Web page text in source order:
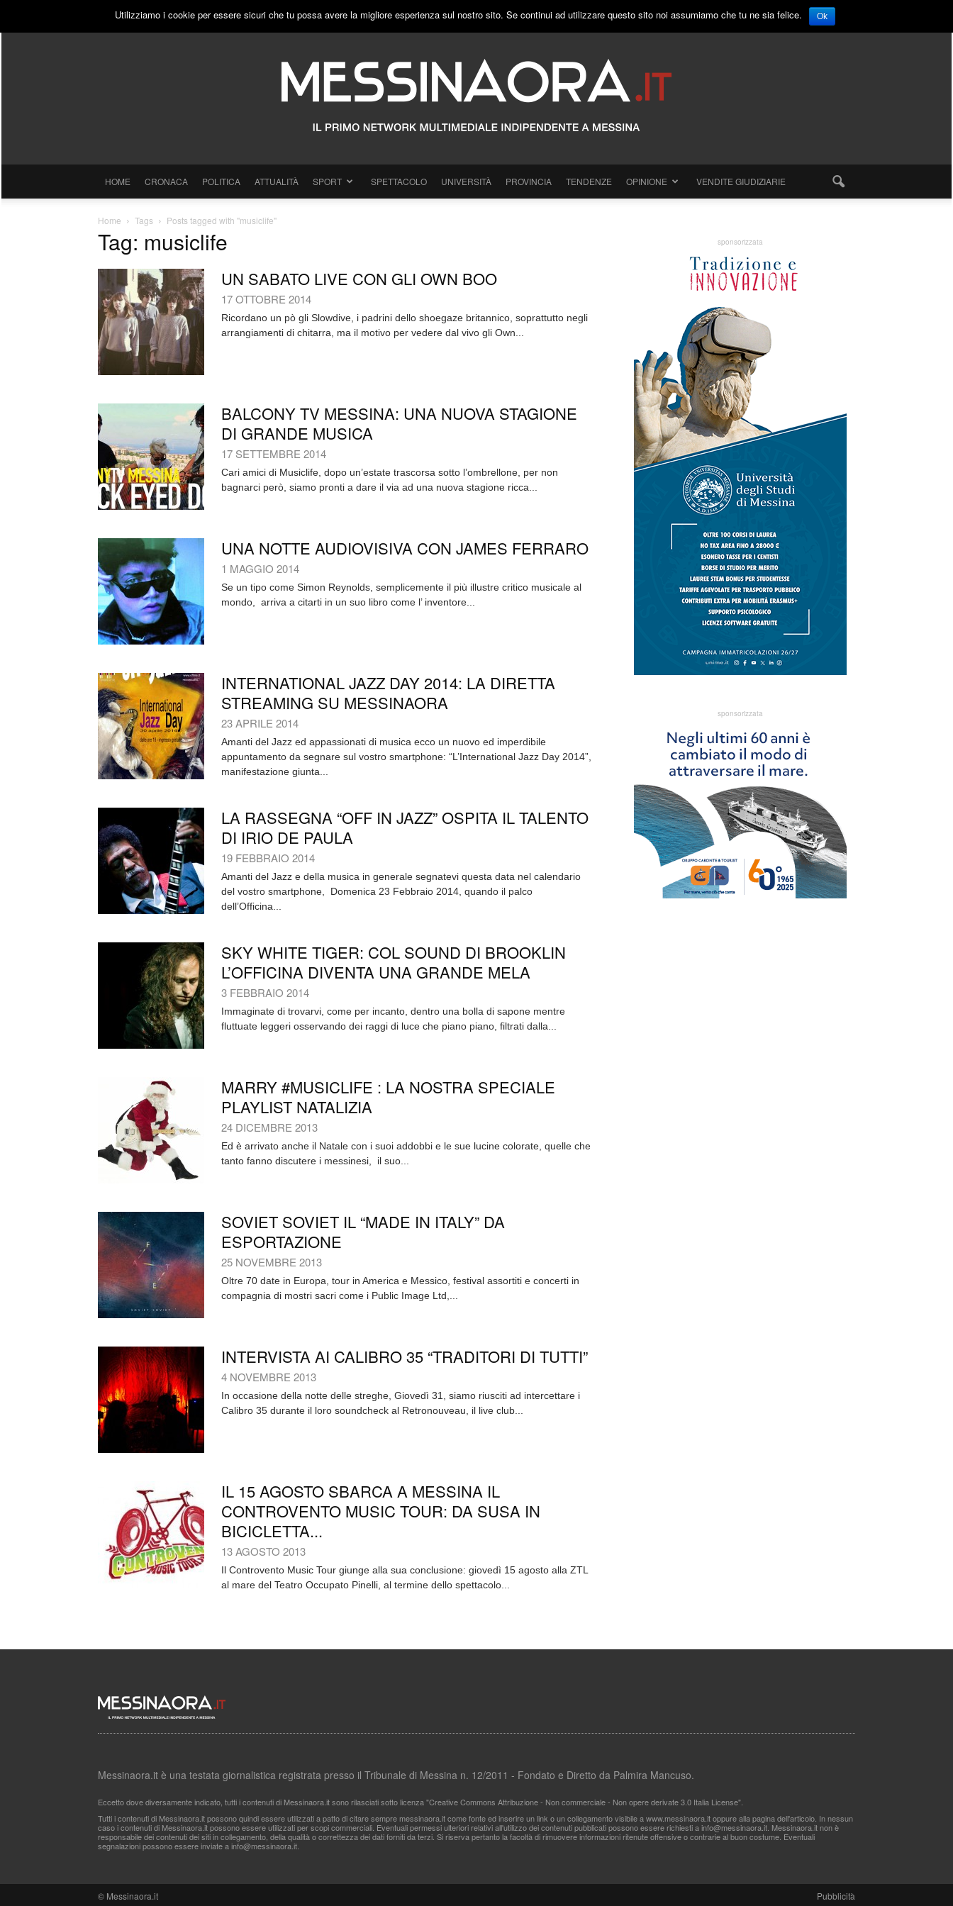
VENERDÌ, 7 AGOSTO 2026 PUBBLICITÀ
HOME CRONACA POLITICA ATTUALITÀ SPORT SPETTACOLO UNIVERSITÀ PROVINCIA TENDENZE OPINIONE VENDITE GIUDIZIARIE
Home Tags Posts tagged with "musiclife"
Tag: musiclife
UN SABATO LIVE CON GLI OWN BOO
17 OTTOBRE 2014
Ricordano un pò gli Slowdive, i padrini dello shoegaze britannico, soprattutto negli
arrangiamenti di chitarra, ma il motivo per vedere dal vivo gli Own...
BALCONY TV MESSINA: UNA NUOVA STAGIONE
DI GRANDE MUSICA
17 SETTEMBRE 2014
Cari amici di Musiclife, dopo un’estate trascorsa sotto l’ombrellone, per non
bagnarci però, siamo pronti a dare il via ad una nuova stagione ricca...
UNA NOTTE AUDIOVISIVA CON JAMES FERRARO
1 MAGGIO 2014
Se un tipo come Simon Reynolds, semplicemente il più illustre critico musicale al
mondo, arriva a citarti in un suo libro come l’ inventore...
INTERNATIONAL JAZZ DAY 2014: LA DIRETTA
STREAMING SU MESSINAORA
23 APRILE 2014
Amanti del Jazz ed appassionati di musica ecco un nuovo ed imperdibile
appuntamento da segnare sul vostro smartphone: “L’International Jazz Day 2014”,
manifestazione giunta...
LA RASSEGNA “OFF IN JAZZ” OSPITA IL TALENTO
DI IRIO DE PAULA
19 FEBBRAIO 2014
Amanti del Jazz e della musica in generale segnatevi questa data nel calendario
del vostro smartphone, Domenica 23 Febbraio 2014, quando il palco
dell’Officina...
SKY WHITE TIGER: COL SOUND DI BROOKLIN
L’OFFICINA DIVENTA UNA GRANDE MELA
3 FEBBRAIO 2014
Immaginate di trovarvi, come per incanto, dentro una bolla di sapone mentre
fluttuate leggeri osservando dei raggi di luce che piano piano, filtrati dalla...
MARRY #MUSICLIFE : LA NOSTRA SPECIALE
PLAYLIST NATALIZIA
24 DICEMBRE 2013
Ed è arrivato anche il Natale con i suoi addobbi e le sue lucine colorate, quelle che
tanto fanno discutere i messinesi, il suo...
SOVIET SOVIET IL “MADE IN ITALY” DA
ESPORTAZIONE
25 NOVEMBRE 2013
Oltre 70 date in Europa, tour in America e Messico, festival assortiti e concerti in
compagnia di mostri sacri come i Public Image Ltd,...
INTERVISTA AI CALIBRO 35 “TRADITORI DI TUTTI”
4 NOVEMBRE 2013
In occasione della notte delle streghe, Giovedì 31, siamo riusciti ad intercettare i
Calibro 35 durante il loro soundcheck al Retronouveau, il live club...
IL 15 AGOSTO SBARCA A MESSINA IL
CONTROVENTO MUSIC TOUR: DA SUSA IN
BICICLETTA...
13 AGOSTO 2013
Il Controvento Music Tour giunge alla sua conclusione: giovedì 15 agosto alla ZTL
al mare del Teatro Occupato Pinelli, al termine dello spettacolo...
sponsorizzata
sponsorizzata
Messinaora.it è una testata giornalistica registrata presso il Tribunale di Messina n. 12/2011 - Fondato e Diretto da Palmira Mancuso.
Eccetto dove diversamente indicato, tutti i contenuti di Messinaora.it sono rilasciati sotto licenza "Creative Commons Attribuzione - Non commerciale - Non opere derivate 3.0 Italia License".
Tutti i contenuti di Messinaora.it possono quindi essere utilizzati a patto di citare sempre messinaora.it come fonte ed inserire un link o un collegamento visibile a www.messinaora.it oppure alla pagina dell'articolo. In nessun
caso i contenuti di Messinaora.it possono essere utilizzati per scopi commerciali. Eventuali permessi ulteriori relativi all'utilizzo dei contenuti pubblicati possono essere richiesti ainfo@messinaora.it . Messinaora.it non è
responsabile dei contenuti dei siti in collegamento, della qualità o correttezza dei dati forniti da terzi. Si riserva pertanto la facoltà di rimuovere informazioni ritenute offensive o contrarie al buon costume. Eventuali
segnalazioni possono essere inviate ainfo@messinaora.it
Pubblicità
© Messinaora.it
Utilizziamo i cookie per essere sicuri che tu possa avere la migliore esperienza sul nostro sito. Se continui ad utilizzare questo sito noi assumiamo che tu ne sia felice. Ok